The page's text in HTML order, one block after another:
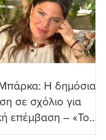
Η δημόσια
σε σχόλιο για
επέμβαση – «Το
σχόλιο που